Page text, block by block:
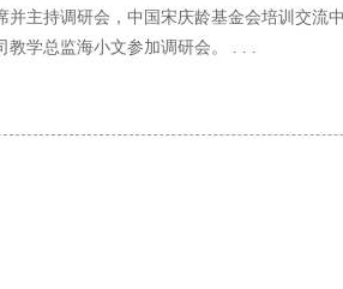
主持调研会，中国宋庆龄基金会培训交流
教学总监海小文参加调研会。 . . .